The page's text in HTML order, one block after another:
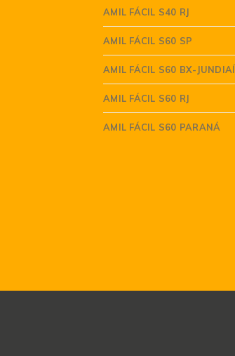
AMIL FÁCIL S40 RJ
AMIL FÁCIL S60 SP
AMIL FÁCIL S60 BX-JUNDIAÍ
AMIL FÁCIL S60 RJ
AMIL FÁCIL S60 PARANÁ